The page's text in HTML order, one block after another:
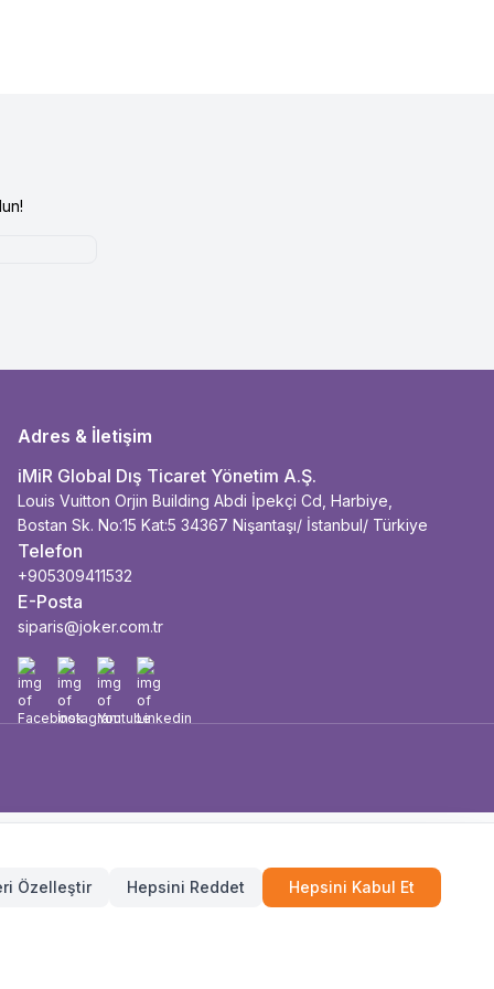
Adres & İletişim
iMiR Global Dış Ticaret Yönetim A.Ş.
Louis Vuitton Orjin Building Abdi İpekçi Cd, Harbiye,
Bostan Sk. No:15 Kat:5 34367 Nişantaşı/ İstanbul/ Türkiye
Telefon
+905309411532
E-Posta
siparis@joker.com.tr
Facebookİnstagram
YoutubeLinkedin
Özelleştir Hepsini Reddet Hepsini Kabul Et